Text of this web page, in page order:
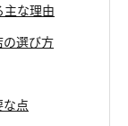
主な理由
選び方
点